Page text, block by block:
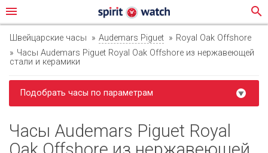
menu search
Швейцарские часы Audemars Piguet
Royal Oak Offshore
Часы Audemars Piguet Royal Oak Offshore из нержавеющей
стали и керамики
Подобрать часы по параметрам
Часы Audemars Piguet Royal